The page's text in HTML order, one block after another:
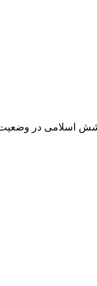
تنشان بود… از لحاظ پوشش